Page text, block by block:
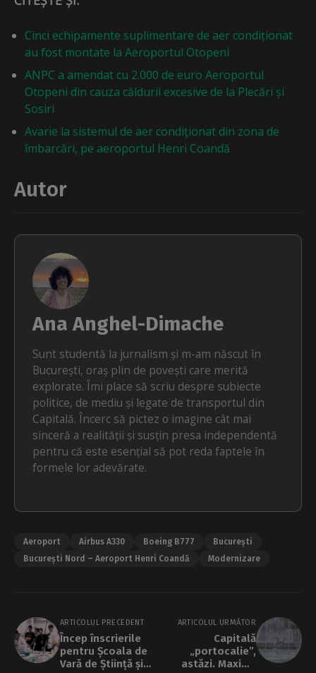
Cinci echipamente suplimentare de aer condiționat
au fost montate la Aeroportul Otopeni
ANPC a amendat cu 2.000 de euro Aeroportul
Otopeni din cauza căldurii excesive de la Plecări și
Sosiri
Avarie la sistemul de aer condiţionat din zona de
îmbarcări, pe aeroportul Henri Coandă
Autor
Ana Anghel-Dimache
Sunt studentă la jurnalism și m-am născut în
București, oraș plin de povești care merită
explorate. Îmi place să scriu despre subiecte
politice, de mediu și legate de transportul din
Capitală. Încerc să pictez o imagine cât mai
sinceră a realității și susțin presa independentă
pentru că este esențial să pot reda faptele în
formele lor adevărate.
Aeroport Airbus A330 Boeing B777
București
București Nord – Aeroport Henri Coandă
Modernizare
ARTICOLUL PRECEDENT
Încep înscrierile
pentru Școala de
Vară de Știință și
ARTICOLUL URMĂTOR
Capitală
„portocalie”,
astăzi. Maxima